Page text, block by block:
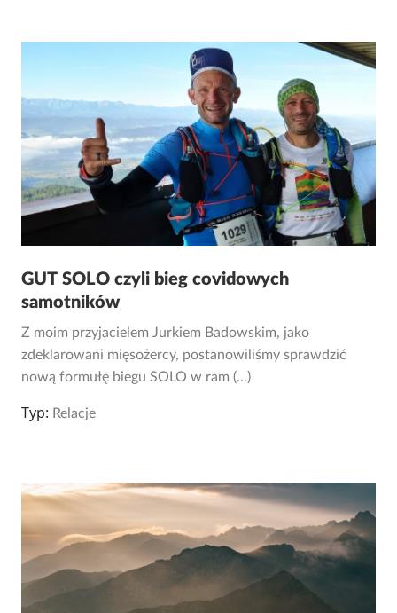
GUT SOLO czyli bieg covidowych
samotników
Z moim przyjacielem Jurkiem Badowskim, jako
zdeklarowani mięsożercy, postanowiliśmy sprawdzić
nową formułę biegu SOLO w ram (...)
Typ: Relacje